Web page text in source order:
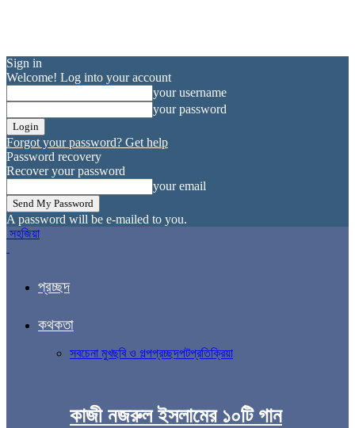
Sign in
Welcome! Log into your account
your username
your password
Forgot your password? Get help
Password recovery
Recover your password
your email
A password will be e-mailed to you.
সহজিয়া
প্রচ্ছদ
কথকতা
সবচেনা মুখছবি ও গল্পপ্রচ্ছদপটপ্রতিক্রিয়া
কাজী নজরুল ইসলামের ১০টি গান